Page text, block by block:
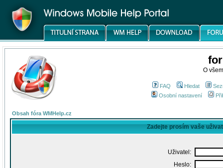
O
FAQ Hledat
Osobní nastavení
Obsah fóra WMHelp.cz
Zadejte prosím vaše
Uživatel:
Heslo: